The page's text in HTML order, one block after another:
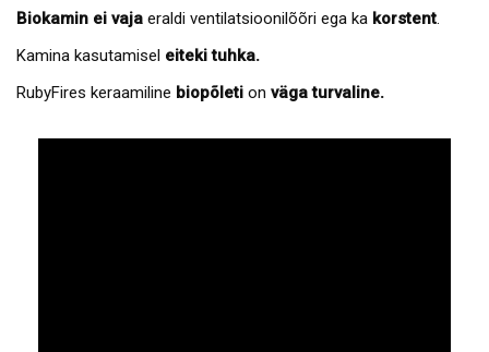
Biokamin ei vaja eraldi ventilatsioonilõõri ega ka korstent.
Kamina kasutamisel eiteki tuhka.
RubyFires keraamiline biopõleti on väga turvaline.